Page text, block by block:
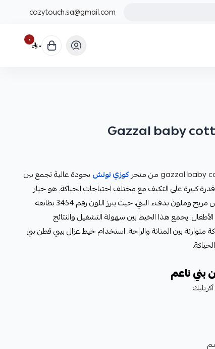
cozytouch.sa@gmail.com
٠ ٠
gazzal babyمن متجركوزي توتش بجودة عالية تجمع بين
كبيرة على التكيف مع مختلف احتياجات الحياكة. هو خيار
يقدّر لمن يبحث عن خيوط خفيفة بملمس مريح وملون بدفء البني، حيث يبرز اللون رقم 3454 بطابعه
يجمع هذا الخيط بين سهولة التشغيل والنتائج
بين المتانة والراحة. استخدام خيط غزال بيبي قطن بني
ناعم